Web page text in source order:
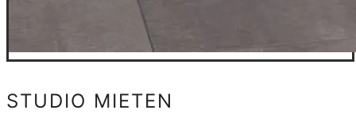
STUDIO MIETEN